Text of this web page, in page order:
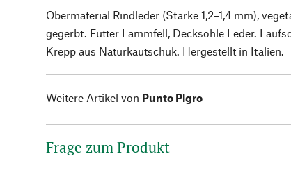
Obermaterial Rindleder (Stärke 1,2–1,4 mm),
gegerbt. Futter Lammfell, Decksohle Leder.
Krepp aus Naturkautschuk. Hergestellt in Italien.
Weitere Artikel von Punto Pigro
Frage zum Produkt